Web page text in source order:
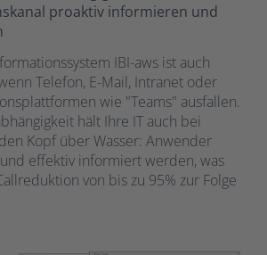
proaktiv informieren und
IBI-aws ist auch
Telefon, E-Mail, Intranet oder
wie "Teams" ausfallen.
hält Ihre IT auch bei
Kopf über Wasser: Anwender
effektiv informiert werden, was
von bis zu 95% zur Folge